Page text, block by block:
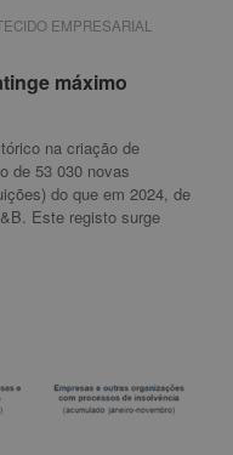
EMPRESARIAL
máximo
na criação de
de 53 030 novas
do que em 2024, de
Este registo surge
EMPRESARIAL
máximo